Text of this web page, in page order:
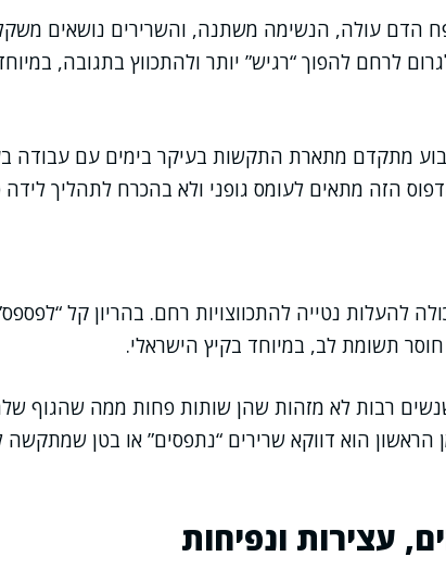
הדם עולה, הנשימה משתנה, והשרירים נושאים
לרחם להפוך “רגיש” יותר ולהתכווץ בתגובה,
מתקדם מתארת התקשות בעיקר בימים עם עבודה
הזה מתאים לעומס גופני ולא בהכרח לתהליך לידה
להעלות נטייה להתכווצויות רחם. בהריון קל
תשומת לב, במיוחד בקיץ הישראלי.
רבות לא מזהות שהן שותות פחות ממה שהגוף
הראשון הוא דווקא שרירים “נתפסים” או בטן שמתקשה
עצירות ונפיחות